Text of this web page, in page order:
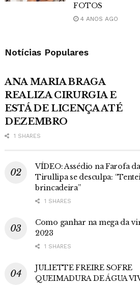
FOTOS
4 ANOS AGO
Notícias Populares
ANA MARIA BRAGA
REALIZA CIRURGIA E
ESTÁ DE LICENÇA ATÉ
DEZEMBRO
1 SHARES
VÍDEO: Assédio na Farofa
Tirullipa se desculpa:
brincadeira”
1 SHARES
Como ganhar na mega da
2023
1 SHARES
JULIETTE FREIRE SOFRE
QUEIMADURA DE ÁGUA